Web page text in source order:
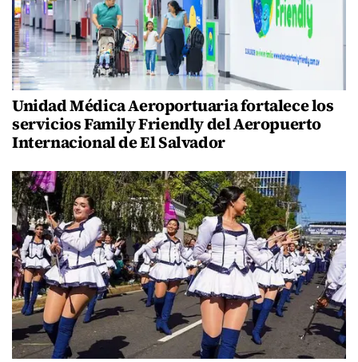
Unidad Médica Aeroportuaria fortalece los
servicios Family Friendly del Aeropuerto
Internacional de El Salvador